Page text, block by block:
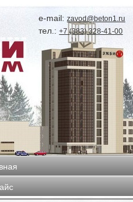
e-mail:zavod@beton1.ru
тел.:+7 (383) 328-41-00